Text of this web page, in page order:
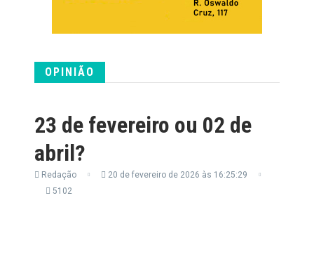
OPINIÃO
23 de fevereiro ou 02 de
abril?
Redação
20 de fevereiro de 2026 às 16:25:29
5102